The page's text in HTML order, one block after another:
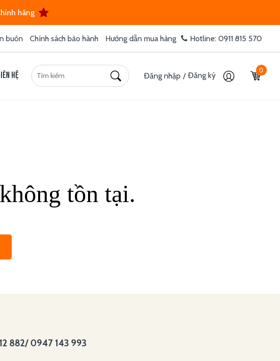
hãng
buôn Chính sách bảo hành Hướng dẫn mua hàng Hotline: 0911 815 570
hệ Đăng nhập / Đăng ký
0
tồn tại.
882/ 0947 143 993